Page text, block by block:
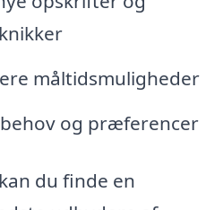
måltidsmuligheder
og præferencer
du finde en